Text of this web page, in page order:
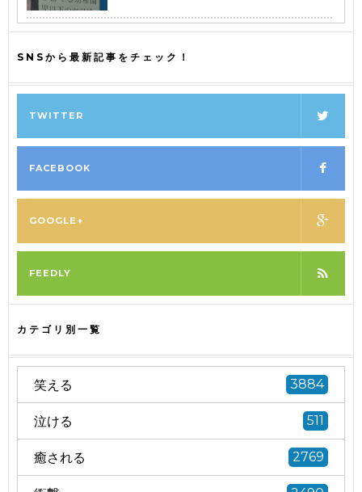
SNSから最新記事をチェック！
TWITTER
FACEBOOK
GOOGLE+
FEEDLY
カテゴリ別一覧
笑える 3884
泣ける 511
癒される 2769